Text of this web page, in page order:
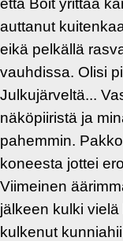
auttanut
eikä pelkällä
vauhdissa. Olisi
Julkujärveltä...
näköpiiristä ja
pahemmin.
koneesta jottei
Viimeinen
jälkeen kulki
kulkenut